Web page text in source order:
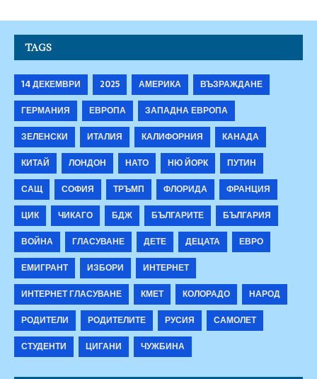
TAGS
14 ДЕКЕМВРИ 2025 АМЕРИКА
ВЪЗРАЖДАНЕ
ГЕРМАНИЯ
ЕВРОПА
ЗАПАДНА ЕВРОПА
ЗЕЛЕНСКИ
ИТАЛИЯ КАЛИФОРНИЯ
КАНАДА
КИТАЙ
ЛОНДОН НАТО НЮ ЙОРК
ПУТИН
САЩ
СОФИЯ ТРЪМП ФЛОРИДА
ФРАНЦИЯ
ЦИК
ЧИКАГО БДЖ БЪЛГАРИТЕ
БЪЛГАРИЯ
ВОЙНА
ГЛАСУВАНЕ ДЕТЕ ДЕЦАТА
ЕВРО
ЕМИГРАНТ
ИЗБОРИ
ИНТЕРНЕТ
ИНТЕРНЕТ ГЛАСУВАНЕ
КМЕТ КОЛОРАДО
НАРОД
РОДИТЕЛИ
РОДИТЕЛИТЕ РУСИЯ
САМОЛЕТ
СТУДЕНТИ
ЦИГАНИ ЧУЖБИНА